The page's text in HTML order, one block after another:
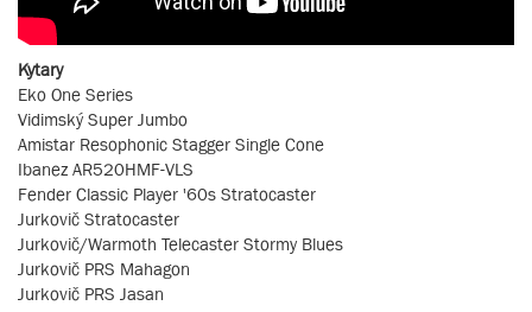
Kytary
Eko One Series
Vidimský Super Jumbo
Amistar Resophonic Stagger Single Cone
Ibanez AR520HMF-VLS
Fender Classic Player '60s Stratocaster
Jurkovič Stratocaster
Jurkovič/Warmoth Telecaster Stormy Blues
Jurkovič PRS Mahagon
Jurkovič PRS Jasan